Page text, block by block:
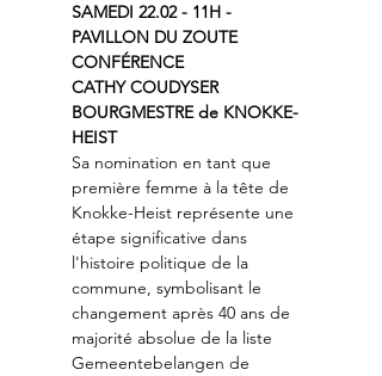
SAMEDI 22.02 - 11H -
PAVILLON DU ZOUTE
CONFÉRENCE
CATHY COUDYSER
BOURGMESTRE de KNOKKE-
HEIST
Sa nomination en tant que
première femme à la tête de
Knokke-Heist représente une
étape significative dans
l'histoire politique de la
commune, symbolisant le
changement après 40 ans de
majorité absolue de la liste
Gemeentebelangen de